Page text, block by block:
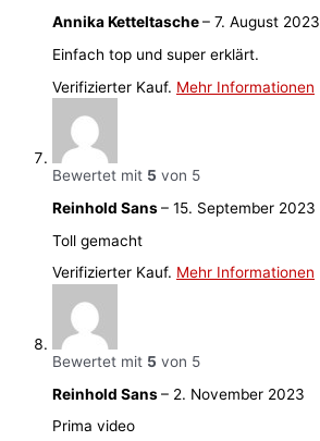
Annika Ketteltasche– 7. August 2023
Einfach top und super erklärt.
Verifizierter Kauf. Mehr Informationen
Bewertet mit 5 von 5
Reinhold Sans– 15. September 2023
Toll gemacht
Verifizierter Kauf. Mehr Informationen
Bewertet mit 5 von 5
Reinhold Sans– 2. November 2023
Prima video